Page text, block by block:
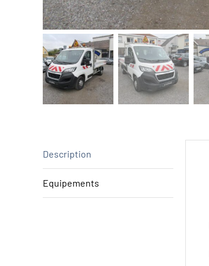
Description
Equipements